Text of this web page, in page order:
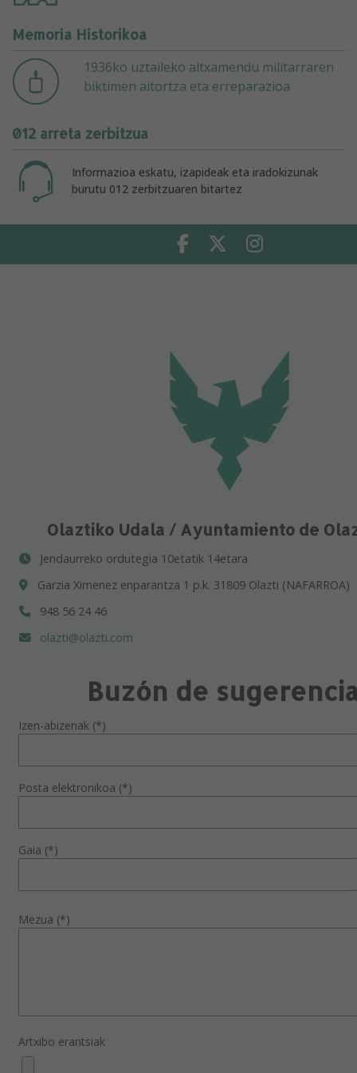
Memoria Historikoa
1936ko uztaileko altxamendu militarraren
biktimen aitortza eta erreparazioa
012 arreta zerbitzua
Informazioa eskatu, izapideak eta iradokizunak
burutu 012 zerbitzuaren bitartez
Facebook Twitter Instagram
Olaztiko Udala / Ayuntamiento de
Jendaurreko ordutegia 10etatik 14etara
Garzia Ximenez enparantza 1 p.k. 31809 Olazti (NAFARROA)
948 56 24 46
olazti@olazti.com
Buzón de
Izen-abizenak (*)
Posta elektronikoa (*)
Gaia (*)
Mezua (*)
Artxibo erantsiak